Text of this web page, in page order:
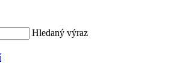
Hledaný výraz